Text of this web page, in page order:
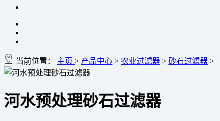
当前位置： 主页 > 产品中心 > 农业过滤器 > 砂石过滤器 >
河水预处理砂石过滤器